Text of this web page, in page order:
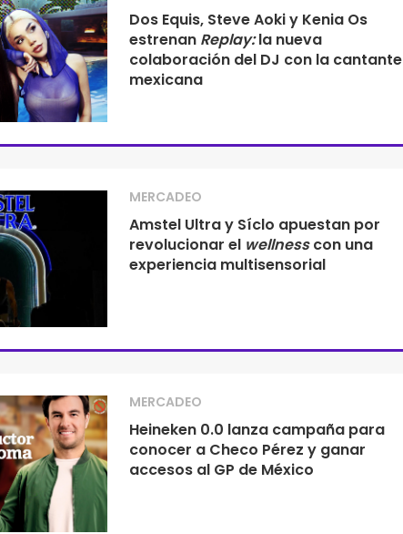
Dos Equis, Steve Aoki y Kenia Os
estrenan Replay:la nueva
colaboración del DJ con la cantante
mexicana
MERCADEO
Amstel Ultra y Síclo apuestan por
revolucionar el wellnesscon una
experiencia multisensorial
MERCADEO
Heineken 0.0 lanza campaña para
conocer a Checo Pérez y ganar
accesos al GP de México